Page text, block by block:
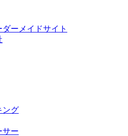
ーメイドサイト
ング
サー